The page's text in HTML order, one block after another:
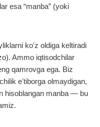
esa “manba” (yoki
koʻz oldiga keltiradi
Ammo iqtisodchilar
qamrovga ega. Biz
eʼtiborga olmaydigan,
hisoblangan manba — bu